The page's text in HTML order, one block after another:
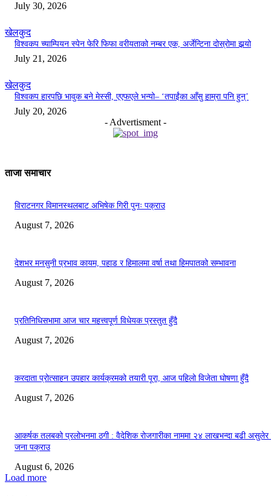
July 30, 2026
खेलकुद
विश्वकप च्याम्पियन स्पेन फेरि फिफा वरीयताको नम्बर एक, अर्जेन्टिना दोस्रोमा झर्‍यो
July 21, 2026
खेलकुद
विश्वकप हारपछि भावुक बने मेस्सी, एएफएले भन्यो– ‘तपाईंका आँसु हाम्रा पनि हुन्’
July 20, 2026
- Advertisment -
ताजा समाचार
विराटनगर विमानस्थलबाट अभिषेक गिरी पुनः पक्राउ
August 7, 2026
देशभर मनसुनी प्रभाव कायम, पहाड र हिमालमा वर्षा तथा हिमपातको सम्भावना
August 7, 2026
प्रतिनिधिसभामा आज चार महत्त्वपूर्ण विधेयक प्रस्तुत हुँदै
August 7, 2026
करदाता प्रोत्साहन उपहार कार्यक्रमको तयारी पूरा, आज पहिलो विजेता घोषणा हुँदै
August 7, 2026
आकर्षक तलबको प्रलोभनमा ठगी : वैदेशिक रोजगारीका नाममा २४ लाखभन्दा बढी असुलेर
जना पक्राउ
August 6, 2026
Load more